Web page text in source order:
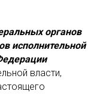
органов
исполнительной
власти,